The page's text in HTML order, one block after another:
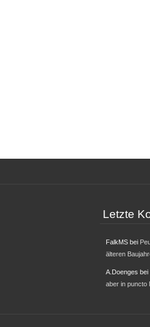
Letzte
FalkMSbei
älteren
A.Doenges bei
aber in puncto